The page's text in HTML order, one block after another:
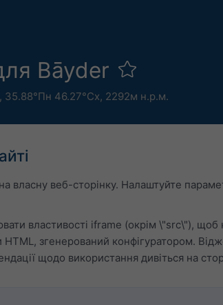
Bāyder
, 35.88°Пн 46.27°Сх, 2292м н.р.м.
власну веб-сторінку. Налаштуйте
властивості iframe (окрім \"src\"),
згенерований конфігуратором.
щодо використання дивіться на